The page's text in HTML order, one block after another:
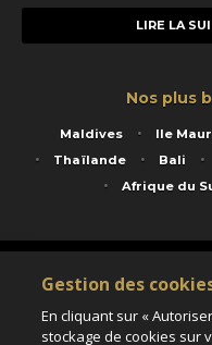
LIRE LA
Nos plus
Maldives Ile
Thaïlande
Bali
Afrique du
Service animé par Nautil
au capital de 155 696 euros -
Matricule Atout France
Assurance responsabilité
Gestion des
En cliquant sur «
stockage de cookies sur